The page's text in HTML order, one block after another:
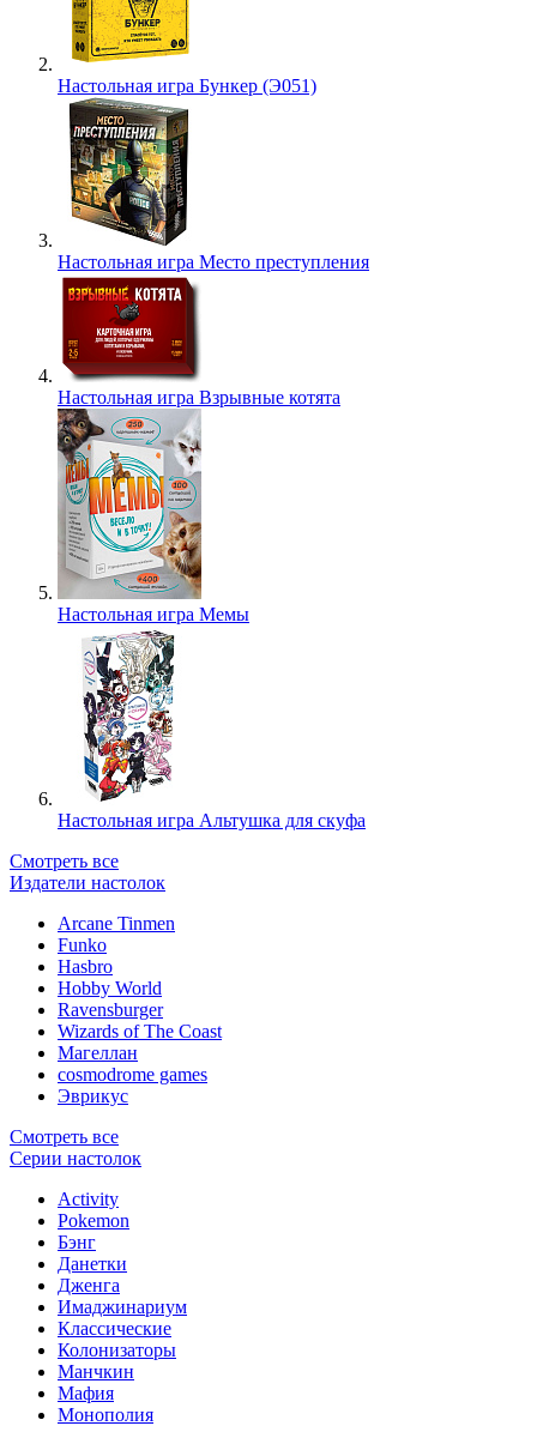
Настольная игра Бункер (Э051)
Настольная игра Место преступления
Настольная игра Взрывные котята
Настольная игра Мемы
Настольная игра Альтушка для скуфа
Смотреть все
Издатели настолок
Arcane Tinmen
Funko
Hasbro
Hobby World
Ravensburger
Wizards of The Coast
Магеллан
сosmodrome games
Эврикус
Смотреть все
Серии настолок
Activity
Pokemon
Бэнг
Данетки
Дженга
Имаджинариум
Классические
Колонизаторы
Манчкин
Мафия
Монополия